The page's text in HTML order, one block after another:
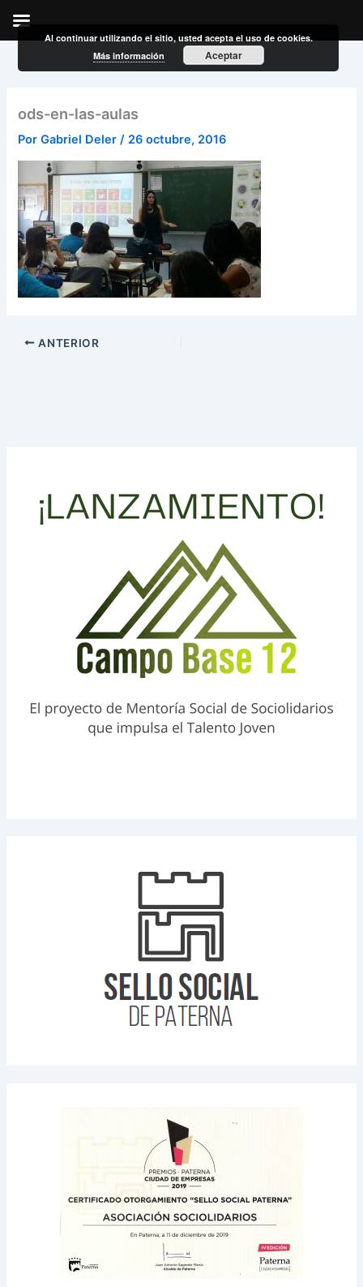
ods-en-las-aulas
PorGabriel Deler/ 26 octubre, 2016
ANTERIOR
Al continuar utilizando el sitio, usted acepta el uso de cookies.
Más información
Aceptar